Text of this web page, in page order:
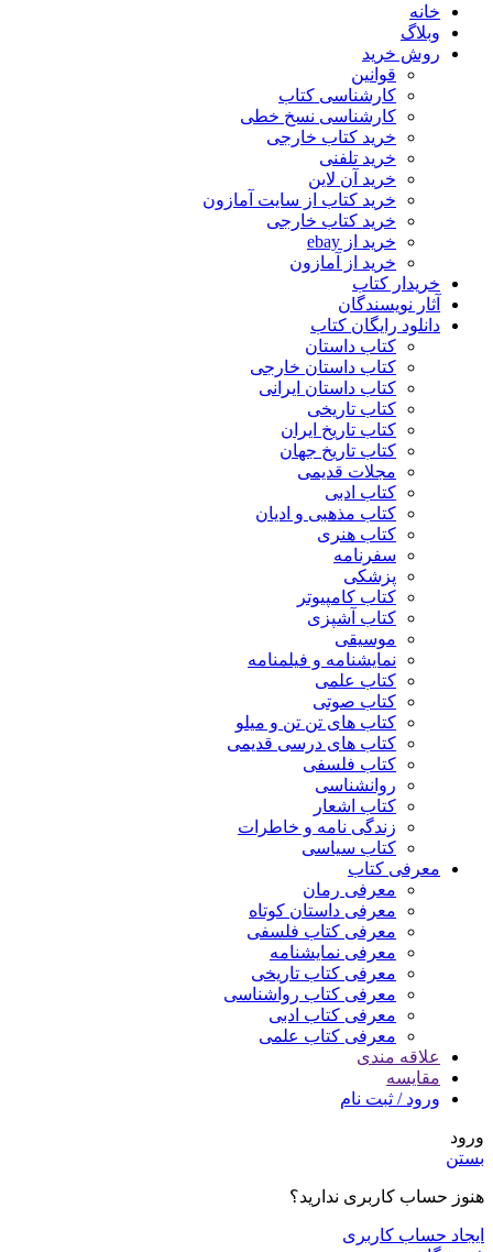
خانه
وبلاگ
روش خرید
قوانین
کارشناسی کتاب
کارشناسی نسخ خطی
خرید کتاب خارجی
خرید تلفنی
خرید آن لاین
خرید کتاب از سایت آمازون
خرید کتاب خارجی
خرید از ebay
خرید از آمازون
خریدار کتاب
آثار نویسندگان
دانلود رایگان کتاب
کتاب داستان
کتاب داستان خارجی
کتاب داستان ایرانی
کتاب تاریخی
کتاب تاریخ ایران
کتاب تاریخ جهان
مجلات قدیمی
کتاب ادبی
کتاب مذهبی و ادیان
کتاب هنری
سفرنامه
پزشکی
کتاب کامپیوتر
کتاب آشپزی
موسیقی
نمایشنامه و فیلمنامه
کتاب علمی
کتاب صوتی
کتاب های تن تن و میلو
کتاب های درسی قدیمی
کتاب فلسفی
روانشناسی
کتاب اشعار
زندگی نامه و خاطرات
کتاب سیاسی
معرفی کتاب
معرفی رمان
معرفی داستان کوتاه
معرفی کتاب فلسفی
معرفی نمایشنامه
معرفی کتاب تاریخی
معرفی کتاب رواشناسی
معرفی کتاب ادبی
معرفی کتاب علمی
علاقه مندی
مقایسه
ورود / ثبت نام
ورود
بستن
هنوز حساب کاربری ندارید؟
ایجاد حساب کاربری